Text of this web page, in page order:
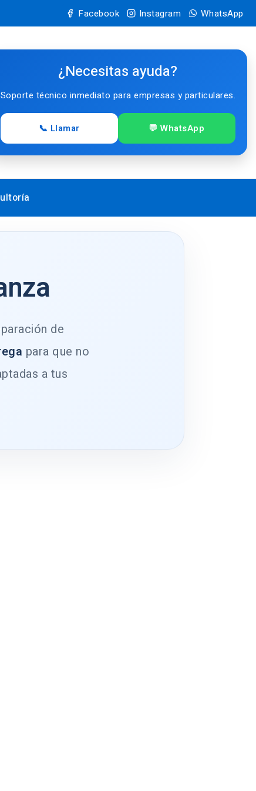
Facebook Instagram WhatsApp
¿Necesitas ayuda?
Soporte técnico inmediato para empresas y particulares.
📞 Llamar 💬 WhatsApp
de
para que no
a tus